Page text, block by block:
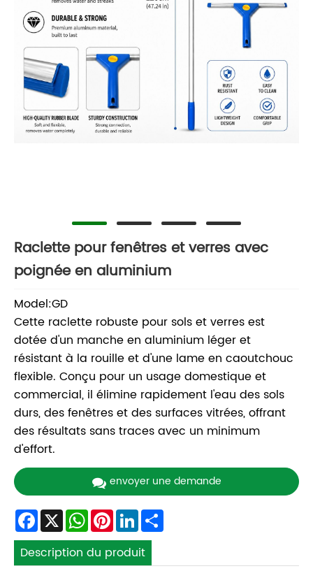
Raclette pour fenêtres et verres avec
poignée en aluminium
Model:GD
Cette raclette robuste pour sols et verres est
dotée d'un manche en aluminium léger et
résistant à la rouille et d'une lame en caoutchouc
flexible. Conçu pour un usage domestique et
commercial, il élimine rapidement l'eau des sols
durs, des fenêtres et des surfaces vitrées, offrant
des résultats sans traces avec un minimum
d'effort.
envoyer une demande
Facebook
X WhatsApp
Pinterest
LinkedIn
Description du produit